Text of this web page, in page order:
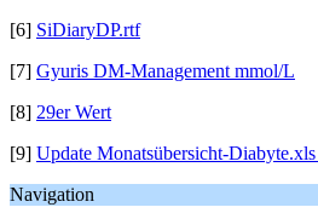
[6] SiDiaryDP.rtf
[7] Gyuris DM-Management mmol/L
[8] 29er Wert
[9] Update Monatsübersicht-
Navigation